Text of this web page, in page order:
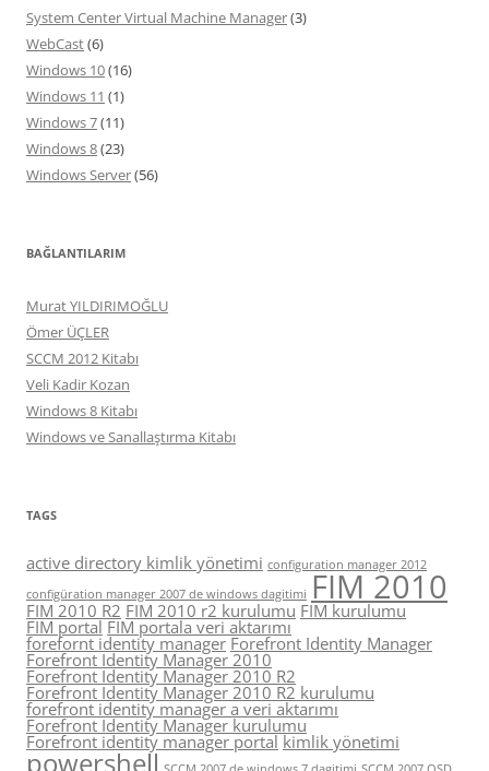
System Center Virtual Machine Manager(3)
WebCast(6)
Windows 10(16)
Windows 11 (1)
Windows 7(11)
Windows 8(23)
Windows Server(56)
BAĞLANTILARIM
Murat YILDIRIMOĞLU
Ömer ÜÇLER
SCCM 2012 Kitabı
Veli Kadir Kozan
Windows 8 Kitabı
Windows ve Sanallaştırma Kitabı
TAGS
active directory kimlik yönetimi configuration manager 2012
configüration manager 2007 de windows dagitimi FIM 2010
FIM 2010 R2 FIM 2010 r2 kurulumu FIM kurulumu
FIM portal FIM portala veri aktarımı
forefornt identity manager Forefront Identity Manager
Forefront Identity Manager 2010
Forefront Identity Manager 2010 R2
Forefront Identity Manager 2010 R2 kurulumu
forefront identity manager a veri aktarımı
Forefront Identity Manager kurulumu
Forefront identity manager portal kimlik yönetimi
powershell